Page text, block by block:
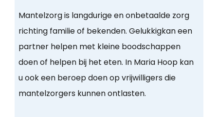
Mantelzorg is langdurige en onbetaalde zorg
richting familie of bekenden. Gelukkigkan een
partner helpen met kleine boodschappen
doen of helpen bij het eten. In Maria Hoop kan
u ook een beroep doen op vrijwilligers die
mantelzorgers kunnen ontlasten.